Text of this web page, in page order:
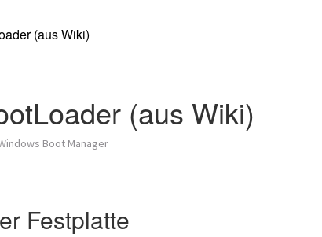
(aus Wiki)
(aus Wiki)
Boot Manager
Festplatte